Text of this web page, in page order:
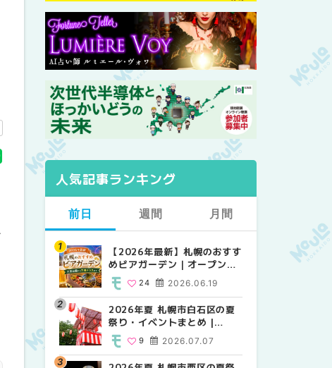
人気記事ランキング
前日
【2026年最新】札幌のおすす
めビアガーデン｜オープン日
順に徹底紹介！大通公園から
穴場テラスまで | MouLa
HOKKAIDO
2026.06.19
24
2026年夏 札幌市白石区の夏
祭り・イベントまとめ |
MouLa HOKKAIDO
2026.07.07
9
週間
【2026年最新】札幌のおすす
めビアガーデン｜オープン日
穴場テラスまで | MouLa
HOKKAIDO
24
2026年夏 札幌市西区の夏祭
り・イベントまとめ |
12
月間
【2026年最新】札幌のおすす
めビアガーデン｜オープン日
穴場テラスまで | MouLa
HOKKAIDO
24
2026年夏 札幌市北区の夏祭
り・イベントまとめ |
9